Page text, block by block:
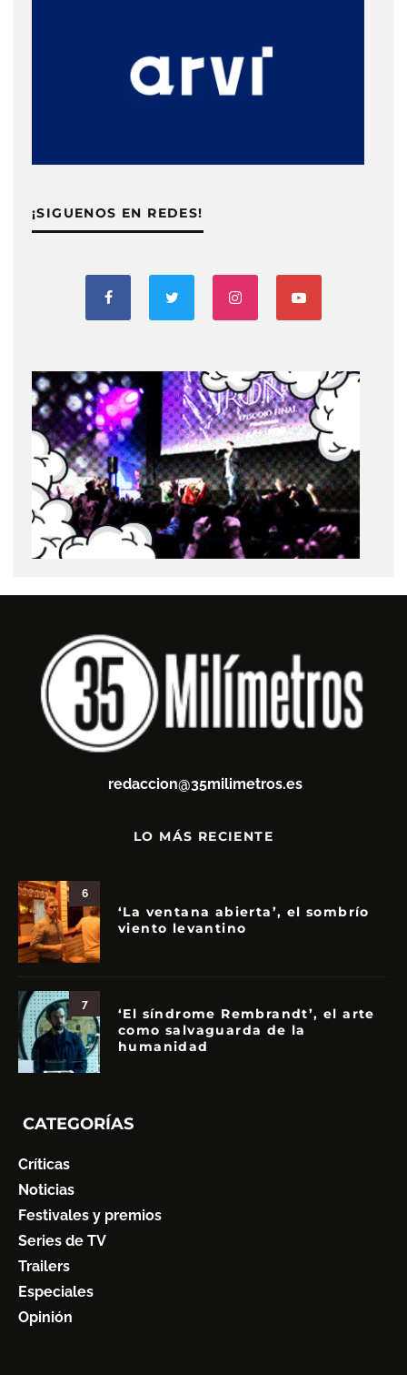
¡SIGUENOS EN REDES!
redaccion@35milimetros.es
LO MÁS RECIENTE
6
‘La ventana abierta’, el sombrío
viento levantino
7
‘El síndrome Rembrandt’, el arte
como salvaguarda de la
humanidad
CATEGORÍAS
Críticas
Noticias
Festivales y premios
Series de TV
Trailers
Especiales
Opinión